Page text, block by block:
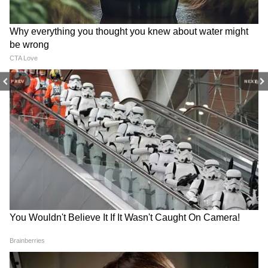
PREV NEXT
डीप नेक ब्लाउज में अंकिता
अंकिता ने येलो साड़ी को डीप नेक ब्लाउज के साथ
1 चीज से 5 काम: फेंकने की बजाय
बच्चों के पुराने मोजों का करें नया
इस्तेमाल
आलिया भट्ट के 6 सबसे यूनिक
पुरानी जींस को नया बनाने का
जुगाड़, ये वायरल ट्रिक करेगी काम
₹2000 का डिजाइनर लैंप क्यों
खरीदें? गुब्बारे से घर पर बनाएं होम
डेकोर शोपीस